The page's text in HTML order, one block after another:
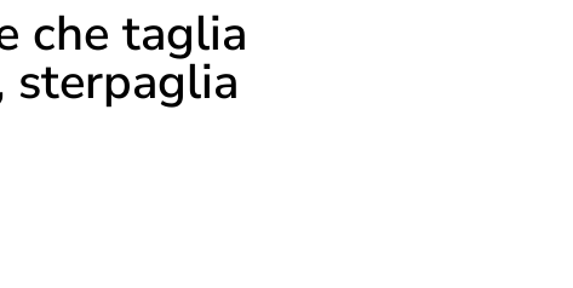
che taglia
sterpaglia